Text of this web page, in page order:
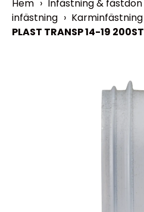
Hem › Infästning & fästdon
infästning › Karminfästning
PLAST TRANSP 14-19 200ST